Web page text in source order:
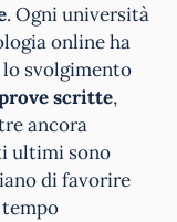
. Ogni università
online ha
svolgimento
scritte,
ancora
ultimi sono
di favorire